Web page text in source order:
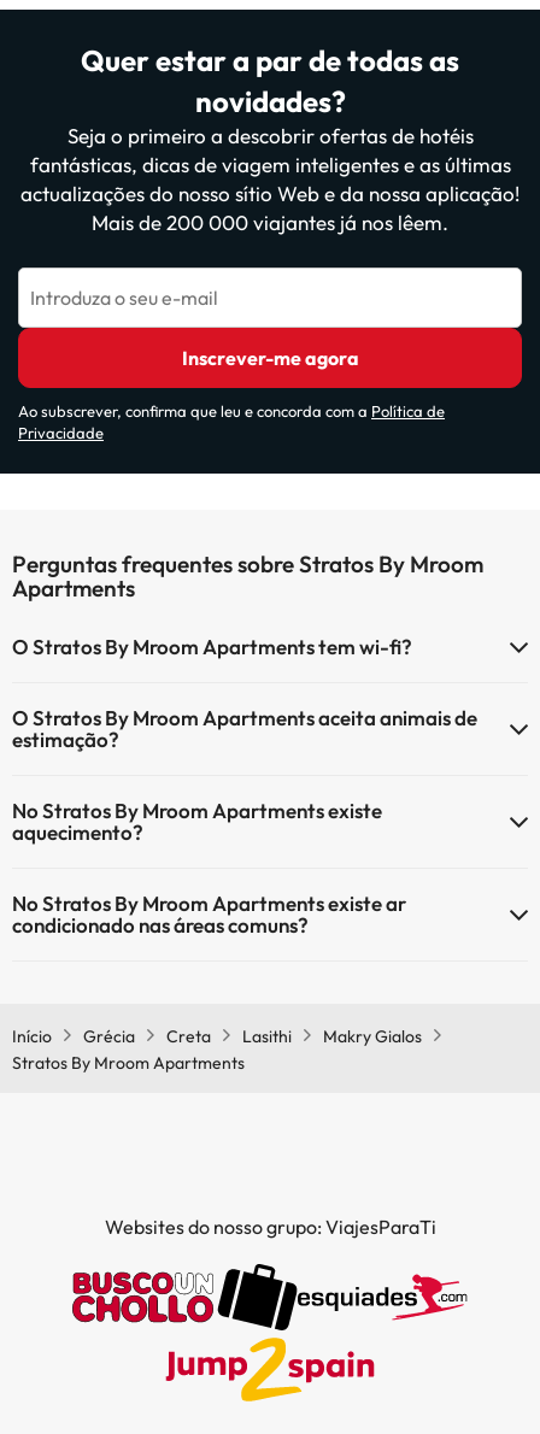
Quer estar a par de todas as
novidades?
Seja o primeiro a descobrir ofertas de hotéis
fantásticas, dicas de viagem inteligentes e as últimas
actualizações do nosso sítio Web e da nossa aplicação!
Mais de 200 000 viajantes já nos lêem.
Introduza o seu e-mail
Inscrever-me agora
Ao subscrever, confirma que leu e concorda com a Política de
Privacidade
Perguntas frequentes sobre Stratos By Mroom
Apartments
O Stratos By Mroom Apartments tem wi-fi?
O Stratos By Mroom Apartments aceita animais de
estimação?
No Stratos By Mroom Apartments existe
aquecimento?
comuns.
No Stratos By Mroom Apartments existe ar
condicionado nas áreas comuns?
Início
Grécia Creta Lasithi
Makry Gialos
Stratos By Mroom Apartments
Websites do nosso grupo: ViajesParaTi